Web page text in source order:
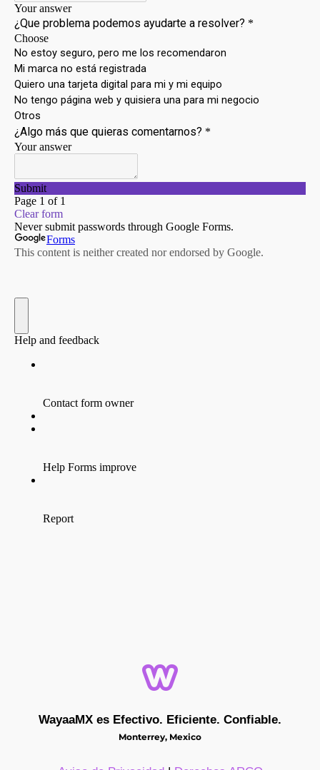
WayaaMX es Efectivo. Eficiente. Confiable.
Monterrey, Mexico